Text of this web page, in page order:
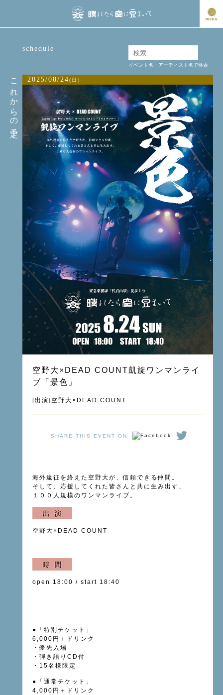
これからの予定
schedule
2025/08/24(日)
空野大×DEAD COUNT凱旋ワンマンライ
ブ「景色」
[出演]空野大×DEAD COUNT
SHARE THIS EVENT ON
海外遠征を終えた空野大が、信頼できる仲間。
そして、応援してくれた皆さんと共に生み出す、
１００人規模のワンマンライブ。
空野大 × DEAD COUNT
open 18:00 / start 18:40
●「特別チケット」
6,000円＋ドリンク
・優先入場
・弾き語りCD付
・15名様限定
●「通常チケット」
4,000円＋ドリンク
イベント名・アーティスト名で検索